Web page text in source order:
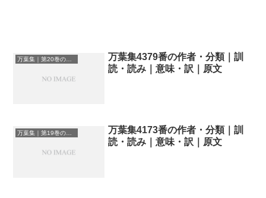
万葉集｜第20巻の和歌一覧
万葉集4379番の作者・分類｜訓
読・読み｜意味・訳｜原文
万葉集｜第19巻の和歌一覧
万葉集4173番の作者・分類｜訓
読・読み｜意味・訳｜原文